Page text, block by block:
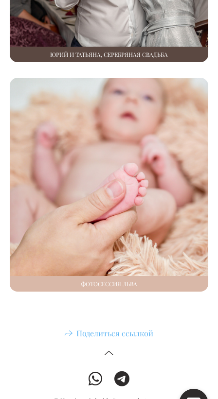
ЮРИЙ И ТАТЬЯНА, СЕРЕБРЯНАЯ СВАДЬБА
ФОТОСЕССИЯ ЛЬВА
Поделиться ссылкой